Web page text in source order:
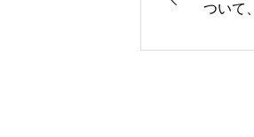
ついて
載】